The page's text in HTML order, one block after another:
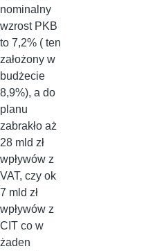
nominalny
wzrost PKB
to 7,2% ( ten
założony w
budżecie
8,9%), a do
planu
zabrakło aż
28 mld zł
wpływów z
VAT, czy ok
7 mld zł
wpływów z
CIT co w
żaden